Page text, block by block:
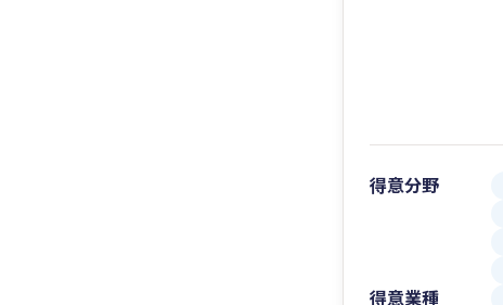
得意分野
得意業種